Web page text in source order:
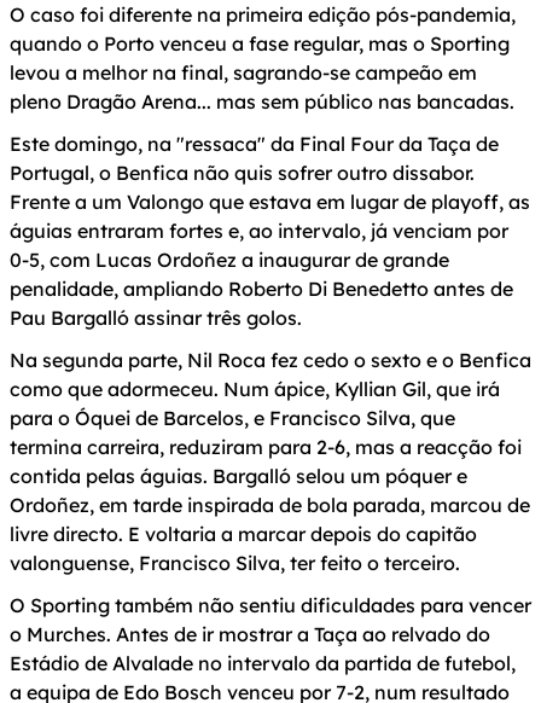
O caso foi diferente na primeira edição pós-pandemia,
quando o Porto venceu a fase regular, mas o Sporting
levou a melhor na final, sagrando-se campeão em
pleno Dragão Arena... mas sem público nas bancadas.
Este domingo, na "ressaca" da Final Four da Taça de
Portugal, o Benfica não quis sofrer outro dissabor.
Frente a um Valongo que estava em lugar de playoff, as
águias entraram fortes e, ao intervalo, já venciam por
0-5, com Lucas Ordoñez a inaugurar de grande
penalidade, ampliando Roberto Di Benedetto antes de
Pau Bargalló assinar três golos.
Na segunda parte, Nil Roca fez cedo o sexto e o Benfica
como que adormeceu. Num ápice, Kyllian Gil, que irá
para o Óquei de Barcelos, e Francisco Silva, que
termina carreira, reduziram para 2-6, mas a reacção foi
contida pelas águias. Bargalló selou um póquer e
Ordoñez, em tarde inspirada de bola parada, marcou de
livre directo. E voltaria a marcar depois do capitão
valonguense, Francisco Silva, ter feito o terceiro.
O Sporting também não sentiu dificuldades para vencer
o Murches. Antes de ir mostrar a Taça ao relvado do
Estádio de Alvalade no intervalo da partida de futebol,
a equipa de Edo Bosch venceu por 7-2, num resultado